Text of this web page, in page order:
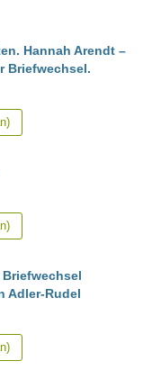
Hannah Arendt –
Briefwechsel.
Adler-Rudel